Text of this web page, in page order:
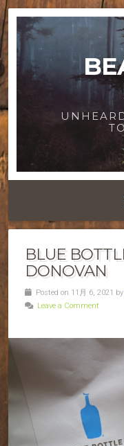
BLUE
DONOVAN
Posted on 11月 6, 2021 by
Leave a Comment